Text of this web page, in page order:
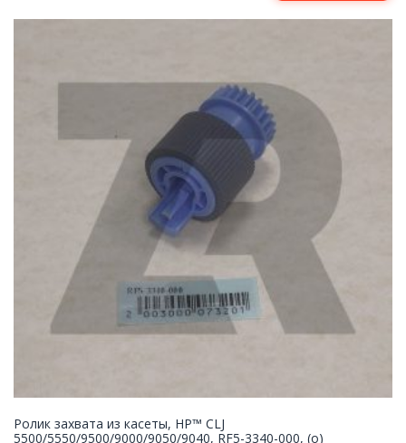
Ролик захвата из касеты, HP™ CLJ
5500/5550/9500/9000/9050/9040, RF5-3340-000, (o)